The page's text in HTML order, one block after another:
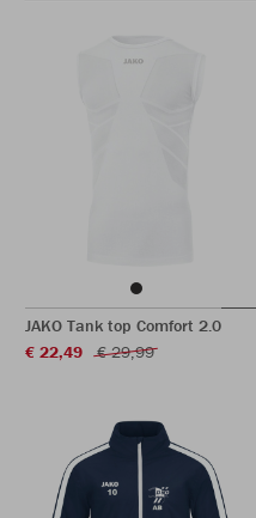
JAKO Tank top Comfort 2.0
€ 22,49
€ 29,99